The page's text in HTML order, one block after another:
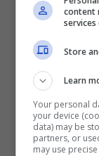
5.16
Le
content
Store
Learn
Your personal
your device
data) may be
partners, or
may use